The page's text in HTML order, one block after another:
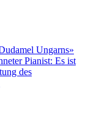
Ungarns»
Pianist: Es ist
des